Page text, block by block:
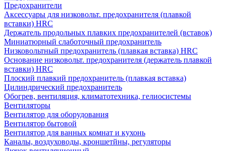
Предохранители
Аксессуары для низковольт. предохранителя (плавкой
вставки) HRC
Держатель продольных плавких предохранителей (вставок)
Миниатюрный слаботочный предохранитель
Низковольтный предохранитель (плавкая вставка) HRC
Основание низковольт. предохранителя (держатель плавкой
вставки) HRC
Плоский плавкий предохранитель (плавкая вставка)
Цилиндрический предохранитель
Обогрев, вентиляция, климатотехника, гелиосистемы
Вентиляторы
Вентилятор для оборудования
Вентилятор бытовой
Вентилятор для ванных комнат и кухонь
Каналы, воздуховоды, кроншетйны, регуляторы